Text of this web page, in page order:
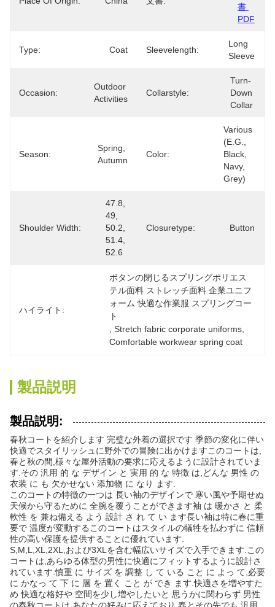
書
PDF
Type: Coat Sleevelength:
Long
Sleeve
Occasion:
Outdoor
Activities
Collarstyle:
Turn-
Down
Collar
Season:
Spring,
Autumn
Color:
Various
(e.g.,
Black,
Navy,
Grey)
Shoulder Width:
47.8,
49,
50.2,
51.4,
52.6
Closuretype: Button
ハイライト:
ボタンの閉じるスプリングポリエス
テル面料 ストレッチ面料 企業ユニフ
ォーム 快適な作業服 スプリングコー
ト
, Stretch fabric corporate uniforms
Comfortable workwear spring coat
製品説明
製品説明:
春秋コートを紹介します 完璧な外着の選択です 季節の変化に伴い
快適でスタイリッシュに野外での冒険に出かけますこのコートは,
春と秋の間,様々な屋外活動の要求に応えるように設計されていま
す.その 汎用 的 な デザイン と 実用 的 な 特徴 は,どんな 男性 の
衣装 に も 欠かせない 添加物 に なり ます.
このコートの特徴の一つは 長い袖のデザインで 寒い風や予期せぬ
天候から守るために 全腕を覆うことができます袖 は 暖かさ と 柔
軟性 を 兼ね備える よう 設計 さ れ て い ます長い袖は特に春に重
要で 温度が変動するこのコートはスタイルの犠牲を払わずに 信頼
性の高い保護を提供することに優れています.
S,M,L,XL,2XL,および3XLを含む幅広いサイズで入手できます.この
コートは,あらゆる体型の男性に快適にフィットするように設計さ
れています.慎重 に サイズ を 調整 し て いる こと に よっ て,必要
に かなっ て 下 に 層 を 置く こと が でき ます.快適さを増やすた
め 快適な格好や 空間を少し増やしたいと 思うかに関わらず 男性